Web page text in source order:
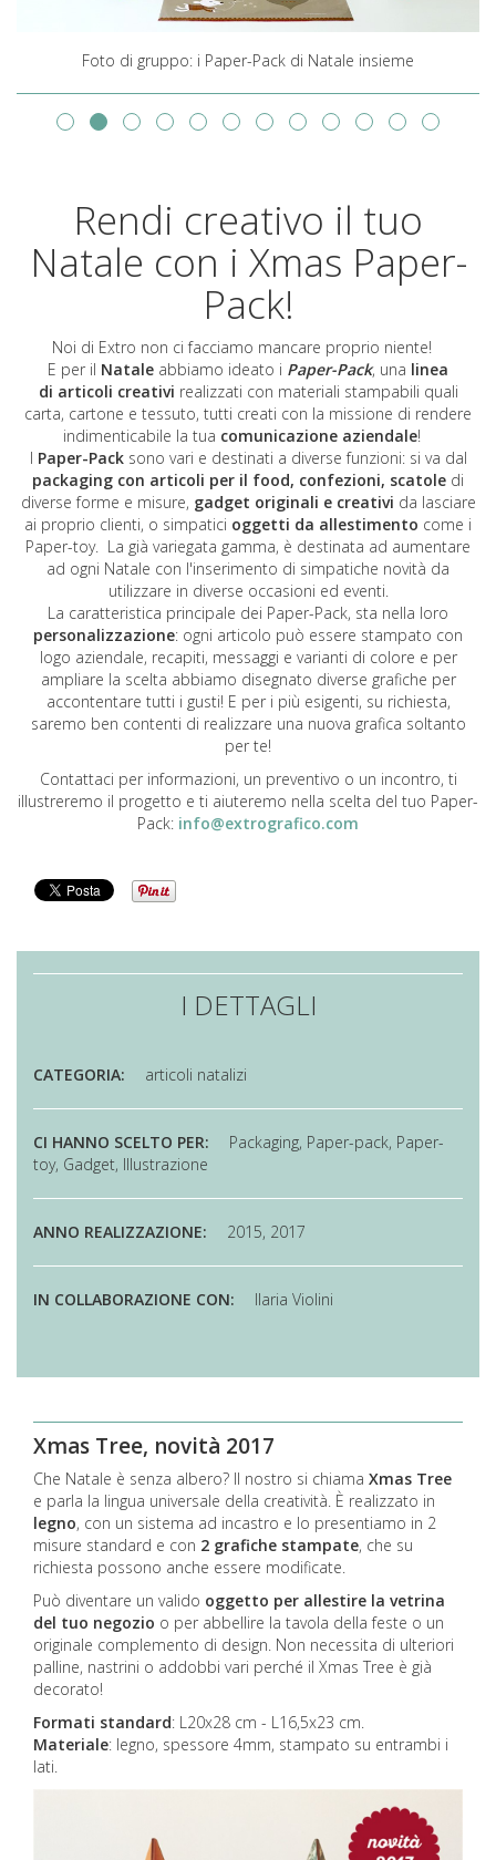
Novità 2017: il Xmas tree
Rendi creativo il tuo
Natale con i Xmas Paper-
Pack!
Noi di Extro non ci facciamo mancare proprio niente!
E per il Natale abbiamo ideato i Paper-Pack, una linea
di articoli creativi realizzati con materiali stampabili quali
carta, cartone e tessuto, tutti creati con la missione di rendere
indimenticabile la tua comunicazione aziendale!
I Paper-Packsono vari e destinati a diverse funzioni: si va dal
packaging con articoli per il food, confezioni, scatole di
diverse forme e misure, gadget originali e creativi da lasciare
ai proprio clienti, o simpatici oggetti da allestimento come i
Paper-toy. La già variegata gamma, è destinata ad aumentare
ad ogni Natale con l'inserimento di simpatiche novità da
utilizzare in diverse occasioni ed eventi.
La caratteristica principale dei Paper-Pack, sta nella loro
personalizzazione: ogni articolo può essere stampato con
logo aziendale, recapiti, messaggi e varianti di colore e per
ampliare la scelta abbiamo disegnato diverse grafiche per
accontentare tutti i gusti! E per i più esigenti, su richiesta,
saremo ben contenti di realizzare una nuova grafica soltanto
per te!
Contattaci per informazioni, un preventivo o un incontro, ti
illustreremo il progetto e ti aiuteremo nella scelta del tuo Paper-
Pack: info@extrografico.com
I DETTAGLI
CATEGORIA: articoli natalizi
CI HANNO SCELTO PER:
Packaging, Paper-pack, Paper-
toy, Gadget, lllustrazione
ANNO REALIZZAZIONE: 2015, 2017
IN COLLABORAZIONE CON: Ilaria Violini
Xmas Tree, novità 2017
Che Natale è senza albero? Il nostro si chiama Xmas Tree
e parla la lingua universale della creatività. È realizzato in
legno, con un sistema ad incastro e lo presentiamo in 2
misure standard e con 2 grafiche stampate, che su
richiesta possono anche essere modificate.
Può diventare un valido oggetto per allestire la vetrina
del tuo negozio o per abbellire la tavola della feste o un
originale complemento di design. Non necessita di ulteriori
palline, nastrini o addobbi vari perché il Xmas Tree è già
decorato!
Formati standard: L20x28 cm - L16,5x23 cm.
Materiale: legno, spessore 4mm, stampato su entrambi i
lati.